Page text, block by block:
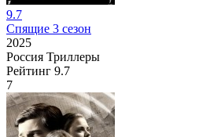
9.7
Спящие 3 сезон
2025
Россия Триллеры
Рейтинг 9.7
7